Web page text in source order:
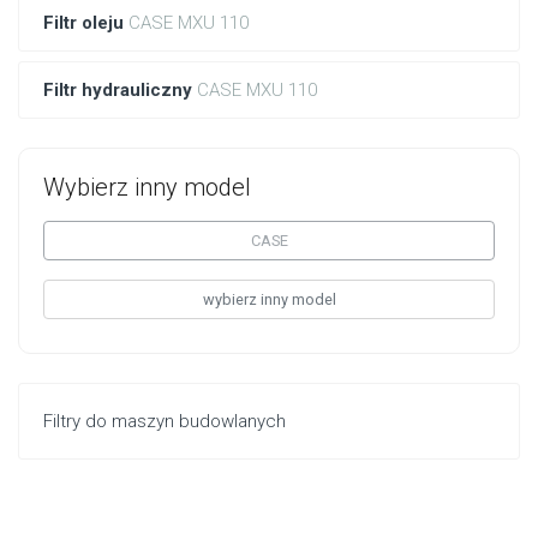
Filtr oleju CASE MXU 110
Filtr hydrauliczny CASE MXU 110
Wybierz inny model
CASE
wybierz inny model
Filtry do maszyn budowlanych